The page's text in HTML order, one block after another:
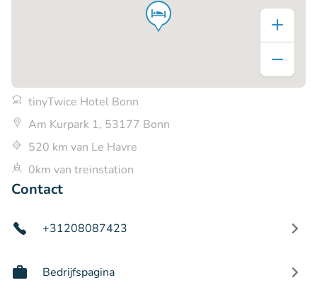
tinyTwice Hotel Bonn
Am Kurpark 1, 53177 Bonn
520 km van Le Havre
0km van treinstation
Contact
+31208087423
Bedrijfspagina